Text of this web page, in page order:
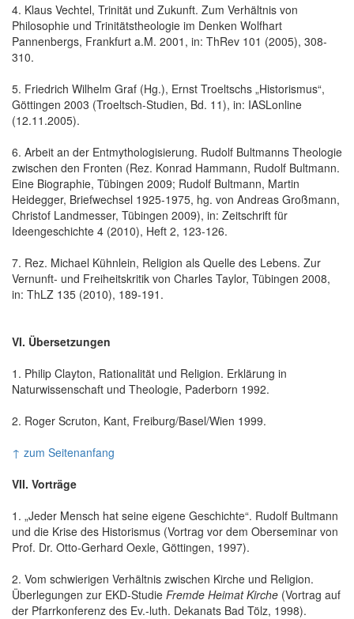
4. Klaus Vechtel, Trinität und Zukunft. Zum Verhältnis von
Philosophie und Trinitätstheologie im Denken Wolfhart
Pannenbergs, Frankfurt a.M. 2001, in: ThRev 101 (2005), 308-
310.
5. Friedrich Wilhelm Graf (Hg.), Ernst Troeltschs „Historismus“,
Göttingen 2003 (Troeltsch-Studien, Bd. 11), in: IASLonline
(12.11.2005).
6. Arbeit an der Entmythologisierung. Rudolf Bultmanns Theologie
zwischen den Fronten (Rez. Konrad Hammann, Rudolf Bultmann.
Eine Biographie, Tübingen 2009; Rudolf Bultmann, Martin
Heidegger, Briefwechsel 1925-1975, hg. von Andreas Großmann,
Christof Landmesser, Tübingen 2009), in: Zeitschrift für
Ideengeschichte 4 (2010), Heft 2, 123-126.
7. Rez. Michael Kühnlein, Religion als Quelle des Lebens. Zur
Vernunft- und Freiheitskritik von Charles Taylor, Tübingen 2008,
in: ThLZ 135 (2010), 189-191.
VI. Übersetzungen
1. Philip Clayton, Rationalität und Religion. Erklärung in
Naturwissenschaft und Theologie, Paderborn 1992.
2. Roger Scruton, Kant, Freiburg/Basel/Wien 1999.
↑ zum Seitenanfang
VII. Vorträge
1. „Jeder Mensch hat seine eigene Geschichte“. Rudolf Bultmann
und die Krise des Historismus (Vortrag vor dem Oberseminar von
Prof. Dr. Otto-Gerhard Oexle, Göttingen, 1997).
2. Vom schwierigen Verhältnis zwischen Kirche und Religion.
Überlegungen zur EKD-Studie Fremde Heimat Kirche (Vortrag auf
der Pfarrkonferenz des Ev.-luth. Dekanats Bad Tölz, 1998).